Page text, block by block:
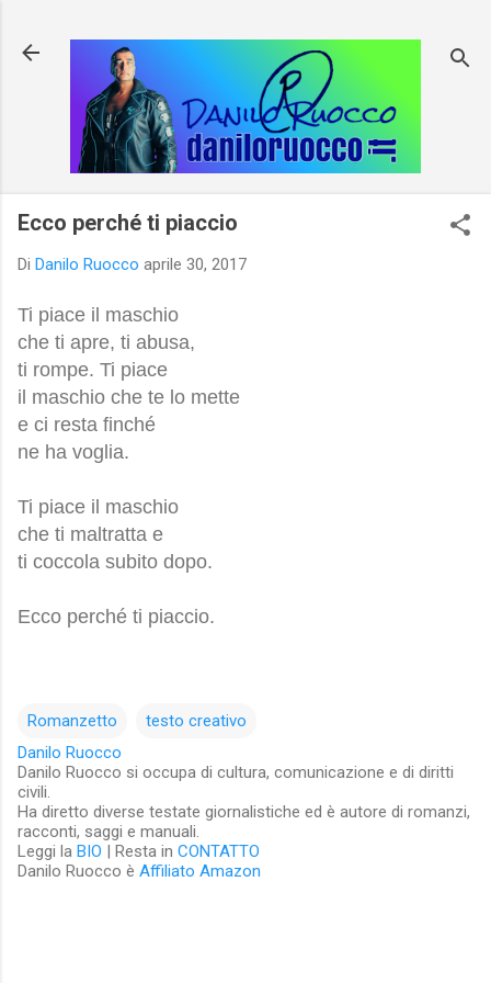
Ecco perché ti piaccio
Di Danilo Ruocco aprile 30, 2017
Ti piace il maschio
che ti apre, ti abusa,
ti rompe. Ti piace
il maschio che te lo mette
e ci resta finché
ne ha voglia.
Ti piace il maschio
che ti maltratta e
ti coccola subito dopo.
Ecco perché ti piaccio.
Romanzetto
testo creativo
Danilo Ruocco
Danilo Ruocco si occupa di cultura, comunicazione e di diritti
civili.
Ha diretto diverse testate giornalistiche ed è autore di romanzi,
racconti, saggi e manuali.
Leggi la BIO | Resta in CONTATTO
Danilo Ruocco è Affiliato Amazon